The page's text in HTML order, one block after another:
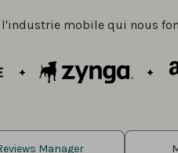
mobile qui nous
Manager